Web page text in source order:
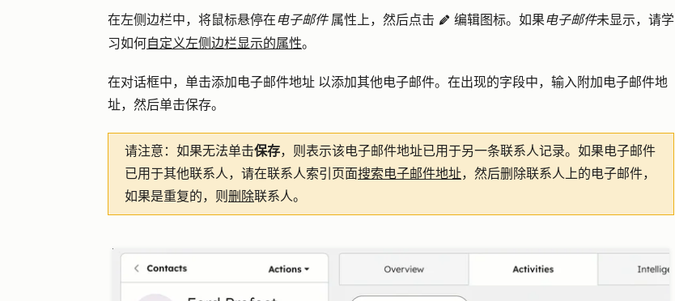
在左侧边栏中，将鼠标悬停在电子邮件 属性上，然后点击 edit 编辑图标。如果电子邮件未显示，请学
习如何自定义左侧边栏显示的属性。
在对话框中，单击添加电子邮件地址 以添加其他电子邮件。在出现的字段中，输入附加电子邮件地
址，然后单击保存。
请注意： 如果无法单击保存，则表示该电子邮件地址已用于另一条联系人记录。如果电子邮件
已用于其他联系人，请在联系人索引页面搜索电子邮件地址，然后删除联系人上的电子邮件，
如果是重复的，则 删除联系人。